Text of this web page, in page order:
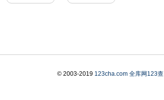
© 2003-2019 123cha.com 全库网123查